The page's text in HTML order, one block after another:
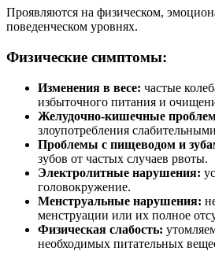
Проявляются на физическом,
поведенческом уровнях.
Физические симптомы:
Изменения в весе: частые
избыточного питания и
Желудочно-кишечные
злоупотребления
Проблемы с пищеводом и
зубов от частых случаев рвоты.
Электролитные нарушения:
головокружение.
Менструальные нарушения:
менструации или их полное
Физическая слабость:
необходимых питательных